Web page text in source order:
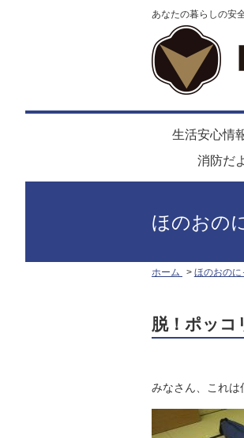
あなたの暮らしの安
生活安心情
消防だ
ほのおの
ホーム ほのおのに
脱！ポッコ
みなさん、これは